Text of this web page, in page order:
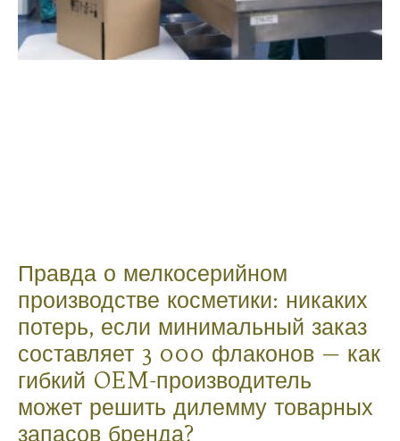
Правда о мелкосерийном
производстве косметики: никаких
потерь, если минимальный заказ
составляет 3 000 флаконов — как
гибкий OEM-производитель
может решить дилемму товарных
запасов бренда?